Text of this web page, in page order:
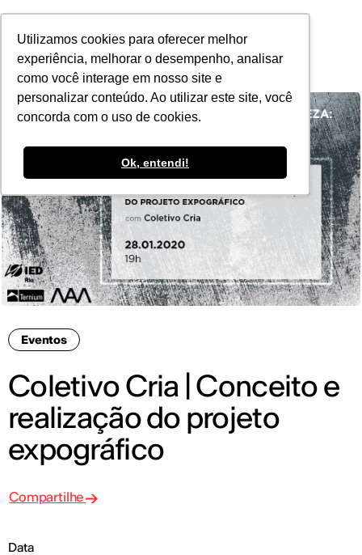
Utilizamos cookies para oferecer melhor
experiência, melhorar o desempenho, analisar
como você interage em nosso site e
personalizar conteúdo. Ao utilizar este site, você
concorda com o uso de cookies.
Ok, entendi!
POR
Eventos
Coletivo Cria | Conceito e
realização do projeto
expográfico
Data
Compartilhe